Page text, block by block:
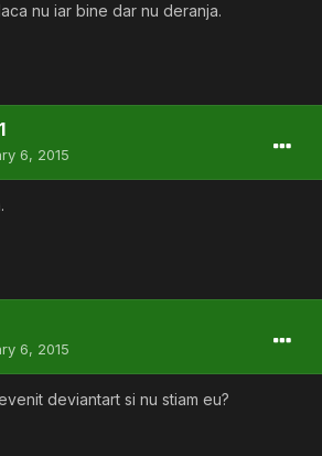
nu iar bine dar nu deranja.
6, 2015
6, 2015
deviantart si nu stiam eu?